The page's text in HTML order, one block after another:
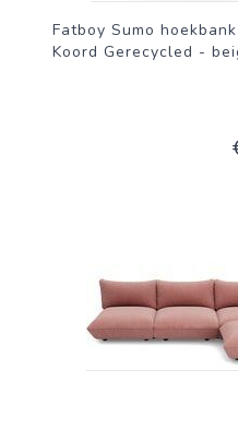
Fatboy Sumo
Koord Gerecycled -